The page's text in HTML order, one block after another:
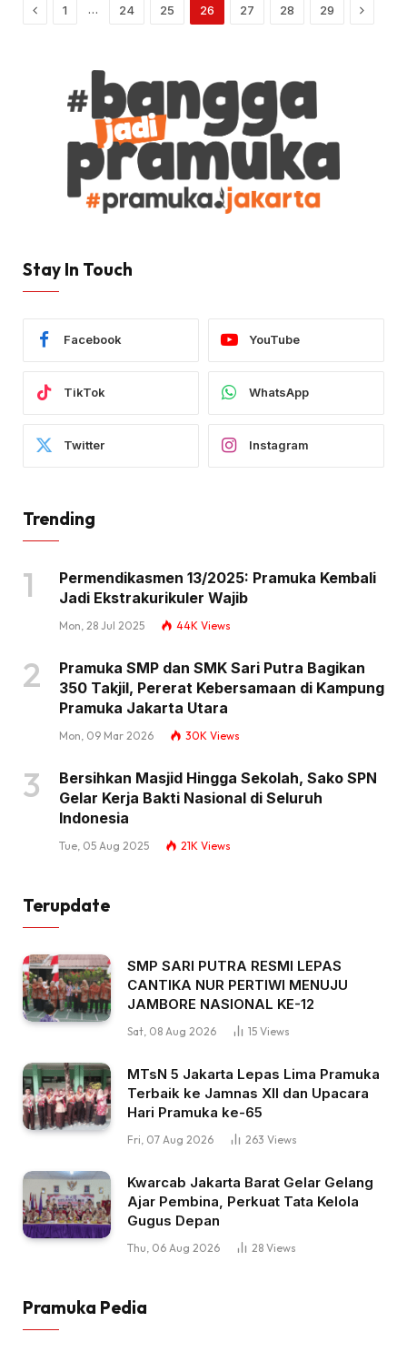
Previous
1 … 24 25 26 27 28 29 Next
Stay In Touch
Facebook YouTube
TikTok WhatsApp
Twitter Instagram
Trending
Permendikasmen 13/2025: Pramuka Kembali
Jadi Ekstrakurikuler Wajib
Mon, 28 Jul 2025 44K Views
Pramuka SMP dan SMK Sari Putra Bagikan
350 Takjil, Pererat Kebersamaan di Kampung
Pramuka Jakarta Utara
Mon, 09 Mar 2026 30K Views
Bersihkan Masjid Hingga Sekolah, Sako SPN
Gelar Kerja Bakti Nasional di Seluruh
Indonesia
Tue, 05 Aug 2025 21K Views
Terupdate
SMP SARI PUTRA RESMI LEPAS
CANTIKA NUR PERTIWI MENUJU
JAMBORE NASIONAL KE-12
Sat, 08 Aug 2026 15 Views
MTsN 5 Jakarta Lepas Lima Pramuka
Terbaik ke Jamnas XII dan Upacara
Hari Pramuka ke-65
Fri, 07 Aug 2026 263 Views
Kwarcab Jakarta Barat Gelar Gelang
Ajar Pembina, Perkuat Tata Kelola
Gugus Depan
Thu, 06 Aug 2026 28 Views
Pramuka Pedia